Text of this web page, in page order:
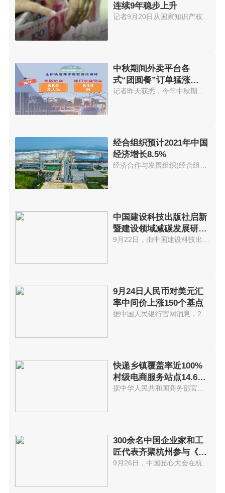
连续9年稳步上升
中秋期间外卖平台各
式“团圆餐”订单猛涨
574.56%
经合组织预计2021年中国
经济增长8.5%
中国建设科技出版社启新
暨建设领域减碳发展研讨
会在京举办
9月24日人民币对美元汇
率中间价上涨150个基点
据中国人民银行官网消息，24日人...
快递乡镇覆盖率近100%
村级电商服务站点14.6万
个
据中华人民共和国商务部官网消息...
300余名中国企业家和工
匠代表齐聚杭州参与《中
国匠心大会》
9月26日，中国匠心大会在杭州隆...